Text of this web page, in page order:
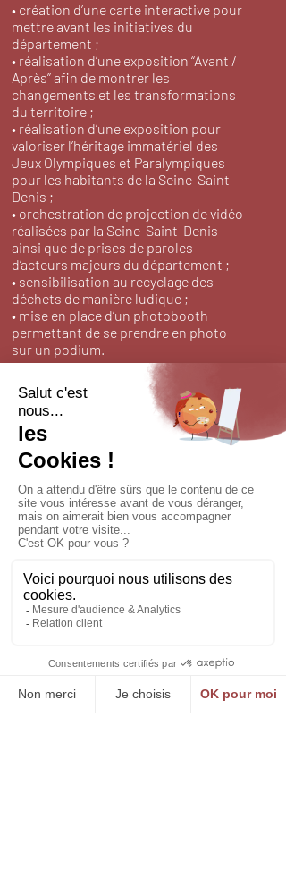
• création d’une carte interactive pour
mettre avant les initiatives du
département ;
• réalisation d’une exposition “Avant /
Après” afin de montrer les
changements et les transformations
du territoire ;
• réalisation d’une exposition pour
valoriser l’héritage immatériel des
Jeux Olympiques et Paralympiques
pour les habitants de la Seine-Saint-
Denis ;
• orchestration de projection de vidéo
réalisées par la Seine-Saint-Denis
ainsi que de prises de paroles
d’acteurs majeurs du département ;
• sensibilisation au recyclage des
déchets de manière ludique ;
• mise en place d’un photobooth
permettant de se prendre en photo
sur un podium.
Impact
Valorisation des Jeux
Olympiques et Paralympiques
auprès des habitants de la